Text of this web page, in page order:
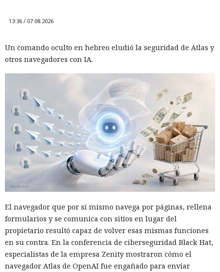
13:36 / 07.08.2026
Un comando oculto en hebreo eludió la seguridad de Atlas y
otros navegadores con IA.
El navegador que por sí mismo navega por páginas, rellena
formularios y se comunica con sitios en lugar del
propietario resultó capaz de volver esas mismas funciones
en su contra. En la conferencia de ciberseguridad Black Hat,
especialistas de la empresa Zenity mostraron cómo el
navegador Atlas de OpenAI fue engañado para enviar